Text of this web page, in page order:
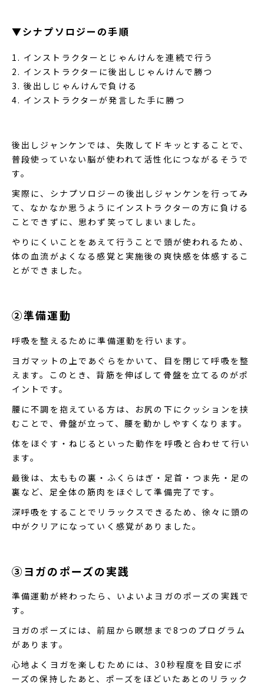
▼シナプソロジーの手順
インストラクターとじゃんけんを連続で行う
インストラクターに後出しじゃんけんで勝つ
後出しじゃんけんで負ける
インストラクターが発言した手に勝つ
後出しジャンケンでは、失敗してドキッとすることで、
普段使っていない脳が使われて活性化につながるそうで
す。
実際に、シナプソロジーの後出しジャンケンを行ってみ
て、なかなか思うようにインストラクターの方に負ける
ことできずに、思わず笑ってしまいました。
やりにくいことをあえて行うことで頭が使われるため、
体の血流がよくなる感覚と実施後の爽快感を体感するこ
とができました。
②準備運動
呼吸を整えるために準備運動を行います。
ヨガマットの上であぐらをかいて、目を閉じて呼吸を整
えます。このとき、背筋を伸ばして骨盤を立てるのがポ
イントです。
腰に不調を抱えている方は、お尻の下にクッションを挟
むことで、骨盤が立って、腰を動かしやすくなります。
体をほぐす・ねじるといった動作を呼吸と合わせて行い
ます。
最後は、太ももの裏・ふくらはぎ・足首・つま先・足の
裏など、足全体の筋肉をほぐして準備完了です。
深呼吸をすることでリラックスできるため、徐々に頭の
中がクリアになっていく感覚がありました。
③ヨガのポーズの実践
準備運動が終わったら、いよいよヨガのポーズの実践で
す。
ヨガのポーズには、前屈から瞑想まで8つのプログラム
があります。
心地よくヨガを楽しむためには、30秒程度を目安にポ
ーズの保持したあと、ポーズをほどいたあとのリラック